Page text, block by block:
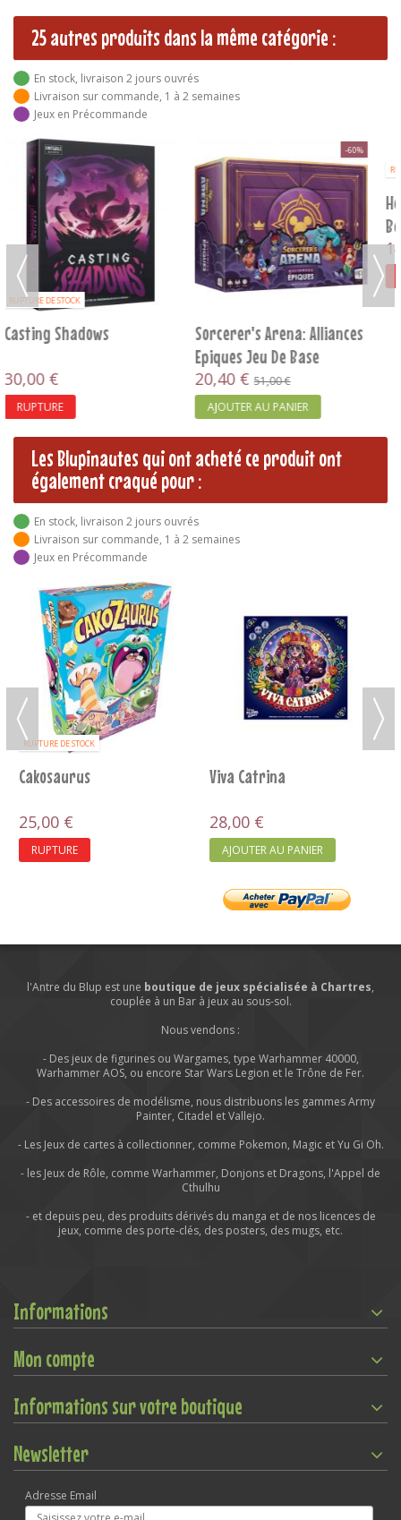
25 autres produits dans la même catégorie :
En stock, livraison 2 jours ouvrés
Livraison sur commande, 1 à 2 semaines
Jeux en Précommande
RUPTURE DE STOCK
Here To Slay : Extension
Berserkers et
Necromanciens
14,00 €
RUPTURE
Pikit
17,00 €
AJOUTER AU PANIER
Les Blupinautes qui ont acheté ce produit ont
également craqué pour :
En stock, livraison 2 jours ouvrés
Livraison sur commande, 1 à 2 semaines
Jeux en Précommande
Viva Catrina
28,00 €
AJOUTER AU PANIER
Command Of Nature
20,00 €
RUPTURE
l'Antre du Blup est une boutique de jeux spécialisée à Chartres,
couplée à un Bar à jeux au sous-sol.
Nous vendons :
- Des jeux de figurines ou Wargames, type Warhammer 40000,
Warhammer AOS, ou encore Star Wars Legion et le Trône de Fer.
- Des accessoires de modélisme, nous distribuons les gammes Army
Painter, Citadel et Vallejo.
- Les Jeux de cartes à collectionner, comme Pokemon, Magic et Yu Gi Oh.
- les Jeux de Rôle, comme Warhammer, Donjons et Dragons, l'Appel de
Cthulhu
- et depuis peu, des produits dérivés du manga et de nos licences de
jeux, comme des porte-clés, des posters, des mugs, etc.
Informations
Mon compte
Informations sur votre boutique
Newsletter
Adresse Email